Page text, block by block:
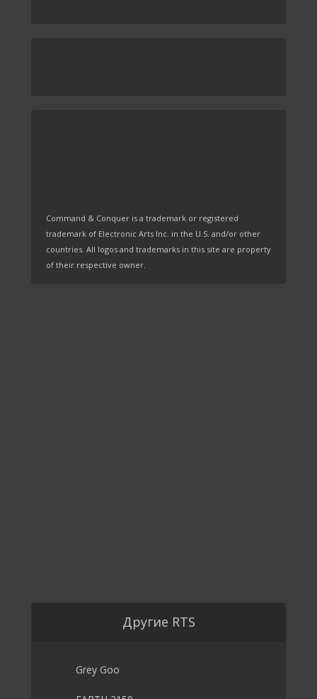
Command & Conquer is a trademark or registered
trademark of Electronic Arts Inc. in the U.S. and/or other
countries. All logos and trademarks in this site are property
of their respective owner.
Другие RTS
Grey Goo